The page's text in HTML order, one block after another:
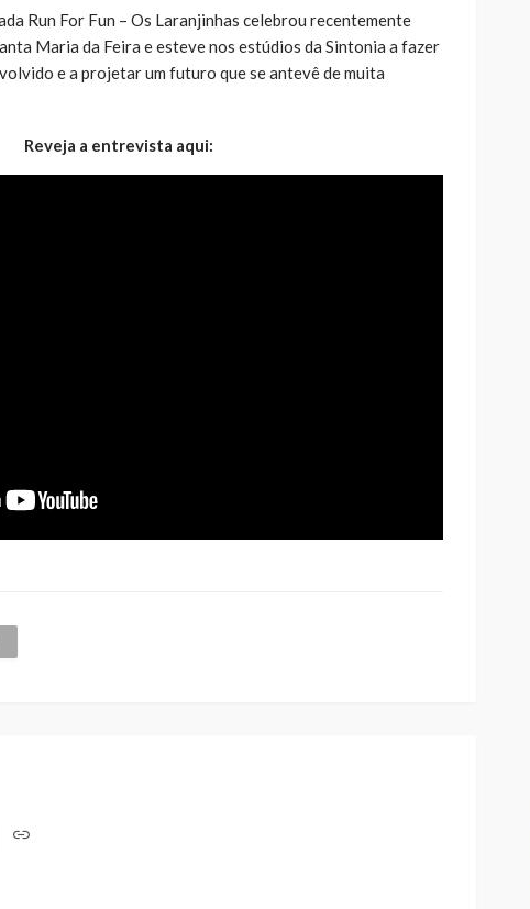
Run For Fun – Os Laranjinhas celebrou recentemente
Maria da Feira e esteve nos estúdios da Sintonia a fazer
e a projetar um futuro que se antevê de muita
Reveja a entrevista aqui: